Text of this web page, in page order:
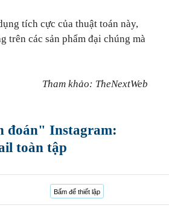
tích cực của thuật toán này,
trên các sản phẩm đại chúng mà
Tham khảo: TheNextWeb
đoán" Instagram:
toàn tập
Bấm để thiết lập